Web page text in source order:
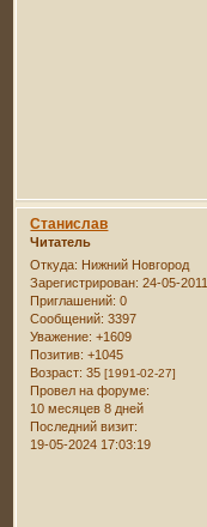
Станислав
Читатель
Откуда: Нижний Новгород
Зарегистрирован: 24-05-2011
Приглашений: 0
Сообщений: 3397
Уважение: +1609
Позитив: +1045
Возраст: 35[1991-02-27]
Провел на форуме:
10 месяцев 8 дней
Последний визит:
19-05-2024 17:03:19